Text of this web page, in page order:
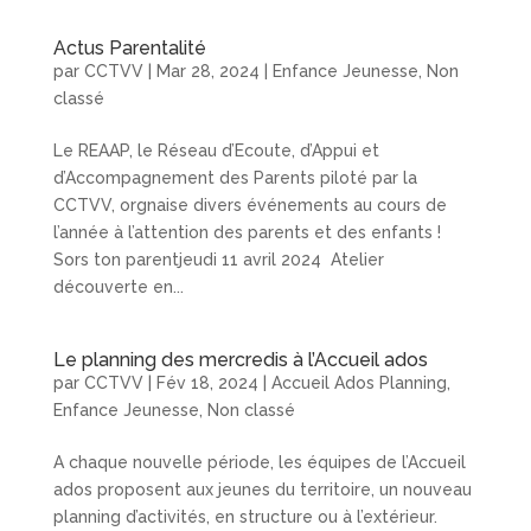
Actus Parentalité
par CCTVV| Mar 28, 2024 Enfance Jeunesse
Non
classé
Le REAAP, le Réseau d’Ecoute, d’Appui et
d’Accompagnement des Parents piloté par la
CCTVV, orgnaise divers événements au cours de
l’année à l’attention des parents et des enfants !
Sors ton parentjeudi 11 avril 2024 Atelier
découverte en...
Le planning des mercredis à l’Accueil ados
par CCTVV| Fév 18, 2024 Accueil Ados Planning
Enfance Jeunesse
Non classé
A chaque nouvelle période, les équipes de l’Accueil
ados proposent aux jeunes du territoire, un nouveau
planning d’activités, en structure ou à l’extérieur.